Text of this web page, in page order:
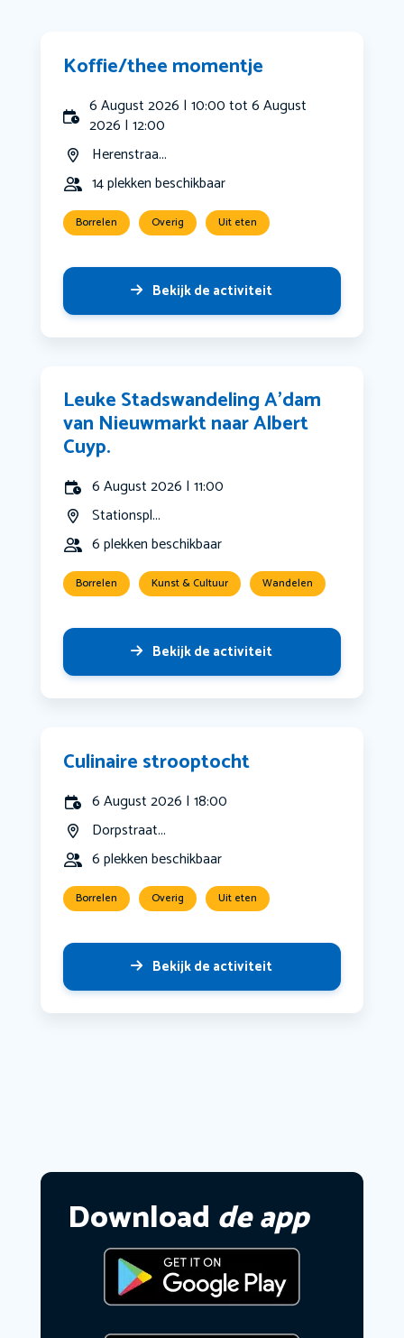
Koffie/thee momentje
6 August 2026 | 10:00 tot 6 August
2026 | 12:00
Herenstraa...
14 plekken beschikbaar
Borrelen Overig Uit eten
Bekijk de activiteit
Leuke Stadswandeling A’dam
van Nieuwmarkt naar Albert
Cuyp.
6 August 2026 | 11:00
Stationspl...
6 plekken beschikbaar
Borrelen Kunst & Cultuur Wandelen
Bekijk de activiteit
Culinaire strooptocht
6 August 2026 | 18:00
Dorpstraat...
6 plekken beschikbaar
Borrelen Overig Uit eten
Bekijk de activiteit
Download de app